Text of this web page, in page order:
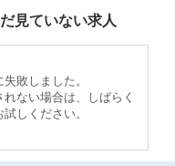
見ていない求人
敗しました。
ない場合は、しばらく
しください。